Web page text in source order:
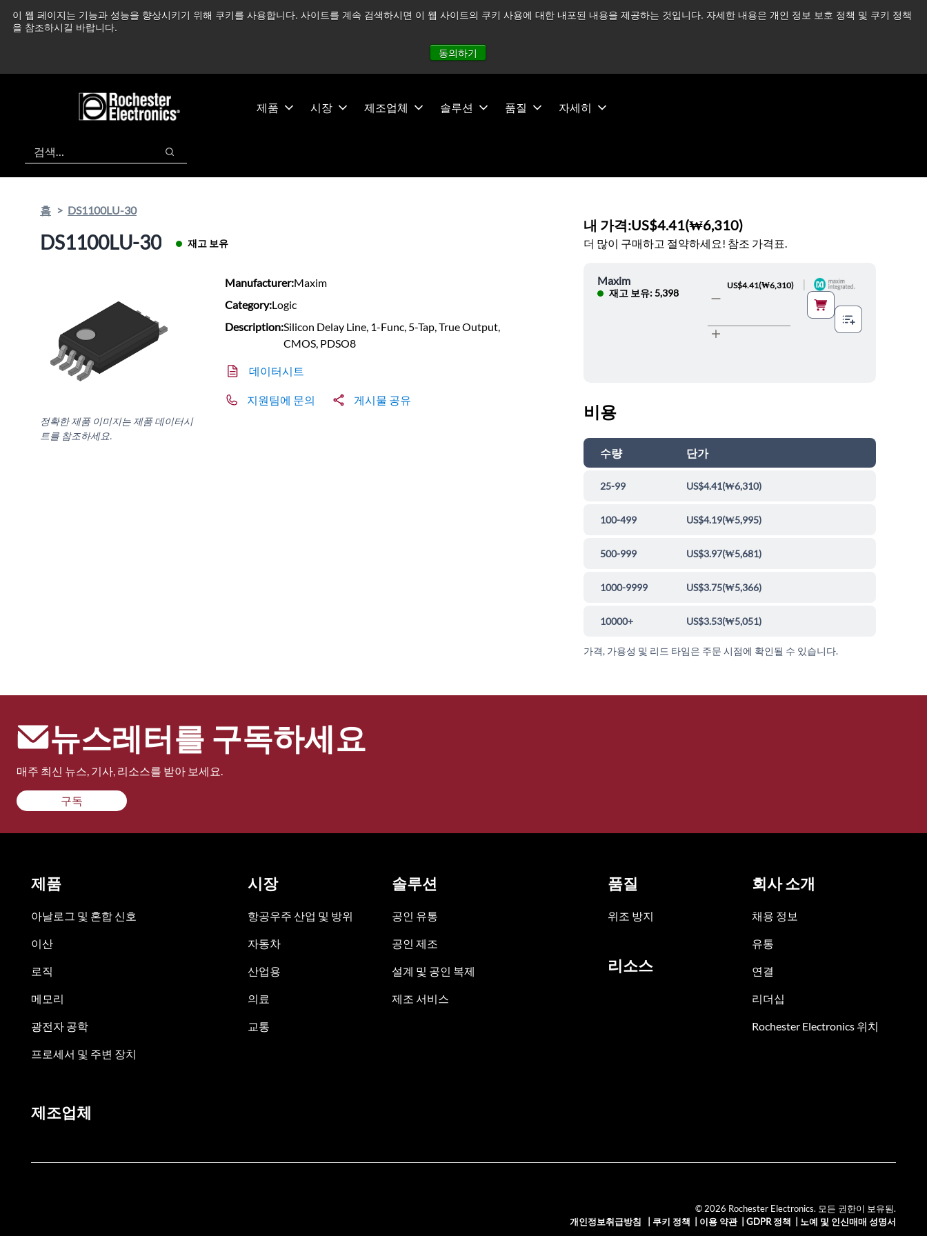
이 웹 페이지는 기능과 성능을 향상시키기 위해 쿠키를 사용합니다. 사이트를 계속 검색하시면 이 웹 사이트의 쿠키 사용에 대한 내포된 내용을 제공하는 것입니다. 자세한 내용은 개인 정보 보호 정책 및 쿠키 정책
을 참조하시길 바랍니다.
동의하기
츠
건
중동 지역 상황을 지속적으로 주시하고 있으며, 모든 서비스는 정상적으로 운영되고 있습니다. 더 읽어보기 →
제품 시장 제조업체 솔루션 품질 자세히
검색
검색
홈 DS1100LU-30
DS1100LU-30 재고 보유
정확한 제품 이미지는 제품 데이터시
트를 참조하세요.
Manufacturer:Maxim
Category:Logic
Description:Silicon Delay Line, 1-Func, 5-Tap, True Output,
CMOS, PDSO8
데이터시트
지원팀에 문의 게시물 공유
내 가격:US$4.41(₩6,310)
더 많이 구매하고 절약하세요! 참조 가격표.
Maxim
재고 보유: 5,398
US$4.41(₩6,310)
비용
수량 단가
25-99 US$4.41(₩6,310)
100-499 US$4.19(₩5,995)
500-999 US$3.97(₩5,681)
1000-9999 US$3.75(₩5,366)
10000+ US$3.53(₩5,051)
가격, 가용성 및 리드 타임은 주문 시점에 확인될 수 있습니다.
뉴스레터를 구독하세요
매주 최신 뉴스, 기사, 리소스를 받아 보세요.
구독
제품
아날로그 및 혼합 신호
이산
로직
메모리
광전자 공학
프로세서 및 주변 장치
시장
항공우주 산업 및 방위
자동차
산업용
의료
교통
솔루션
공인 유통
공인 제조
설계 및 공인 복제
제조 서비스
품질
위조 방지
리소스
회사 소개
채용 정보
유통
연결
리더십
Rochester Electronics 위치
제조업체
© 2026 Rochester Electronics. 모든 권한이 보유됨.
개인정보취급방침
쿠키 정책 이용 약관| GDPR 정책 노예 및 인신매매 성명서